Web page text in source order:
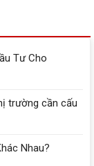
Tư Cho
trường cần cấu
Nhau?